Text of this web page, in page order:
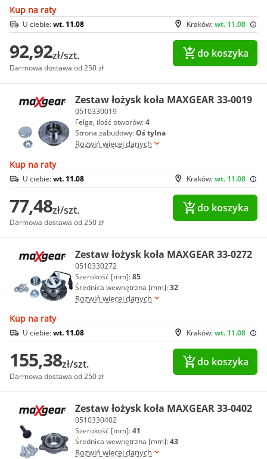
Kup na raty
Kraków:wt. 11.08
U ciebie:wt. 11.08
92,92zł/szt.
Darmowa dostawa od 250 zł
do koszyka
Zestaw łożysk koła MAXGEAR 33-0019
0510330019
Felga, ilość otworów:4
Strona zabudowy:Oś tylna
Rozwiń więcej danych
Kup na raty
Kraków:wt. 11.08
U ciebie:wt. 11.08
77,48zł/szt.
Darmowa dostawa od 250 zł
do koszyka
Zestaw łożysk koła MAXGEAR 33-0272
0510330272
Szerokość [mm]:85
Średnica wewnętrzna [mm]:32
Rozwiń więcej danych
Kup na raty
Kraków:wt. 11.08
U ciebie:wt. 11.08
155,38zł/szt.
Darmowa dostawa od 250 zł
do koszyka
Zestaw łożysk koła MAXGEAR 33-0402
0510330402
Szerokość [mm]:41
Średnica wewnętrzna [mm]:43
Rozwiń więcej danych